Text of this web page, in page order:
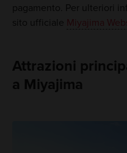
pagamento. Per ulteriori
sito ufficiale Miyajima
Attrazioni
a Miyajima